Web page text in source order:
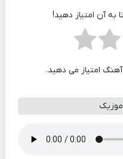
به آن امتیاز دهید!
امتیاز می دهید.